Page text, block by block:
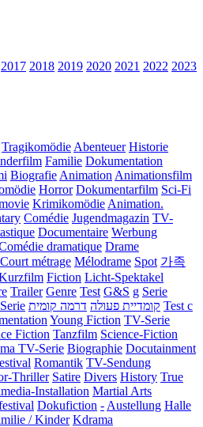
2017 2018 2019 2020 2021 2022 2023
Tragikomödie Abenteuer Historie
Familie Dokumentation
Biografie Animation Animationsfilm
Horror Dokumentarfilm Sci-Fi
Krimikomödie Animation.
Comédie Jugendmagazin TV-
Documentaire Werbung
dramatique Drame
Court métrage Mélodrame Spot 가족
Fiction Licht-Spektakel
Trailer Genre Test G&S g Serie
קומדיית פעולה דרמה קומית
Test c
Young Fiction TV-Serie
Fiction Tanzfilm Science-Fiction
TV-Serie Biographie Docutainment
Romantik TV-Sendung
Thriller Satire Divers History True
Installation Martial Arts
Dokufiction - Austellung Halle
/ Kinder Kdrama